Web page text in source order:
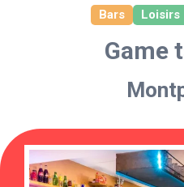
Bars Loisirs
Game